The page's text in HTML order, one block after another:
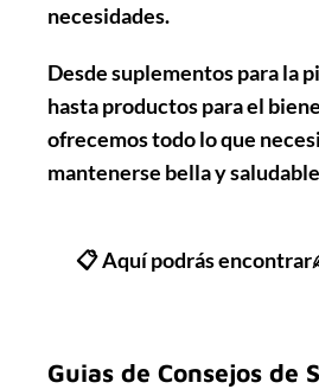
necesidades.
Desdesuplementos para la
hasta productos para el
ofrecemos todo lo que
mantenerse bella y
📋 Aquí podrás
Guias de Consejos de